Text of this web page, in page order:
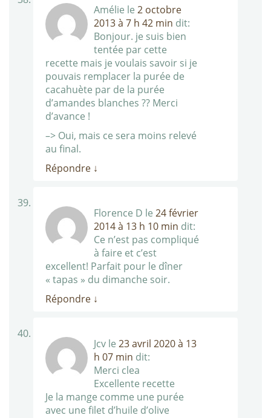
Amélie le 2 octobre
2013 à 7 h 42 min dit:
Bonjour. je suis bien
tentée par cette
recette mais je voulais savoir si je
pouvais remplacer la purée de
cacahuète par de la purée
d’amandes blanches ?? Merci
d’avance !
–> Oui, mais ce sera moins relevé
au final.
Répondre ↓
Florence D le 24 février
2014 à 13 h 10 min dit:
Ce n’est pas compliqué
à faire et c’est
excellent! Parfait pour le dîner
« tapas » du dimanche soir.
Répondre ↓
Jcv le 23 avril 2020 à 13
h 07 min dit:
Merci clea
Excellente recette
Je la mange comme une purée
avec une filet d’huile d’olive